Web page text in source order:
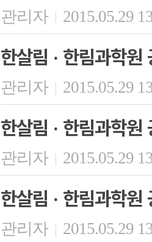
관리자 | 2015.05.29
한살림 · 한림과학원
관리자 | 2015.05.29
한살림 · 한림과학원
관리자 | 2015.05.29
한살림 · 한림과학원
관리자 | 2015.05.29